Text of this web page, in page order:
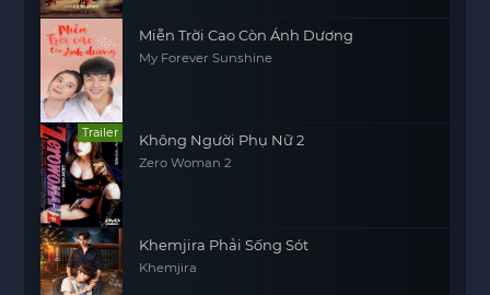
Miễn Trời Cao Còn Ánh Dương
My Forever Sunshine
Trailer Không Người Phụ Nữ 2
Zero Woman 2
Khemjira Phải Sống Sót
Khemjira